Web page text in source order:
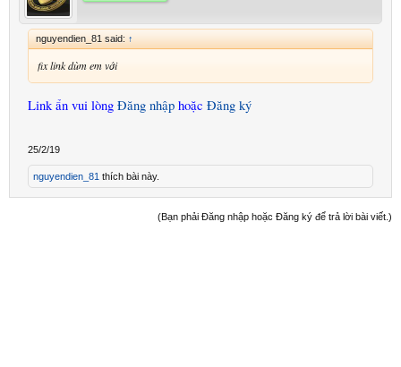
nguyendien_81 said: ↑
fix link dùm em với
Link ẩn vui lòng Đăng nhập hoặc Đăng ký
25/2/19
nguyendien_81 thích bài này.
(Bạn phải Đăng nhập hoặc Đăng ký để trả lời bài viết.)